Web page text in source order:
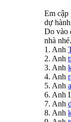
Em cập
dự
Do vào
nhà nhé.
1. Anh
2. Anh
3. Anh
4. Anh
5. Anh
6. Anh
7. Anh
8. Anh